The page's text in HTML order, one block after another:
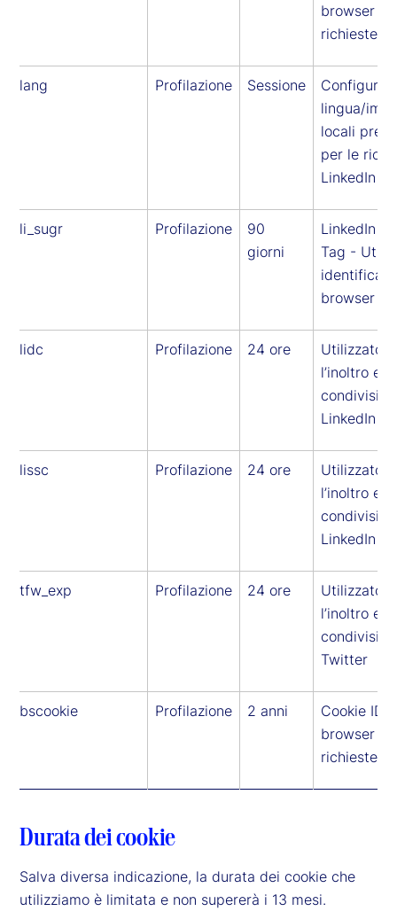
browser
richieste
lang Profilazione Sessione
Configura
lingua/
locali
per le
LinkedIn
li_sugr Profilazione
90
giorni
LinkedIn
Tag -
browser
lidc Profilazione 24 ore
Utilizzato
l’inoltro e la
LinkedIn
lissc Profilazione 24 ore
Utilizzato
l’inoltro e la
LinkedIn
tfw_exp Profilazione 24 ore
Utilizzato
l’inoltro e la
Twitter
bscookie Profilazione 2 anni
Cookie ID
browser
richieste
Durata dei cookie
Salva diversa indicazione, la durata dei cookie che
utilizziamo è limitata e non supererà i 13 mesi.